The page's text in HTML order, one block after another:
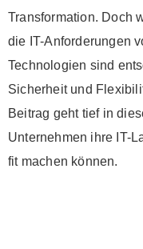
Transformation. Doch
die IT-Anforderungen
Technologien sind
Sicherheit und
Beitrag geht tief in
Unternehmen ihre IT-
fit machen können.